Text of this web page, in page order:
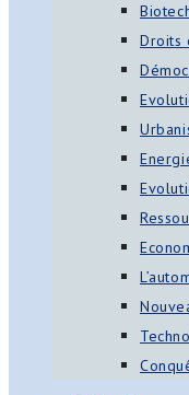
Droits